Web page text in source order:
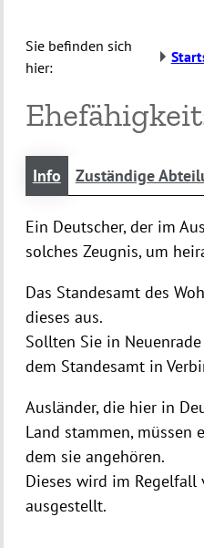
Sie befinden sich
hier:
Info Zuständige
Ein Deutscher, der im
solches Zeugnis, um
Das Standesamt des
dieses aus.
Sollten Sie in
dem Standesamt in
Ausländer, die hier in
Land stammen, müssen
dem sie angehören.
Dieses wird im Regelfall
ausgestellt.